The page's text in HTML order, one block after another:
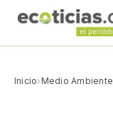
Inicio› Medio Ambiente